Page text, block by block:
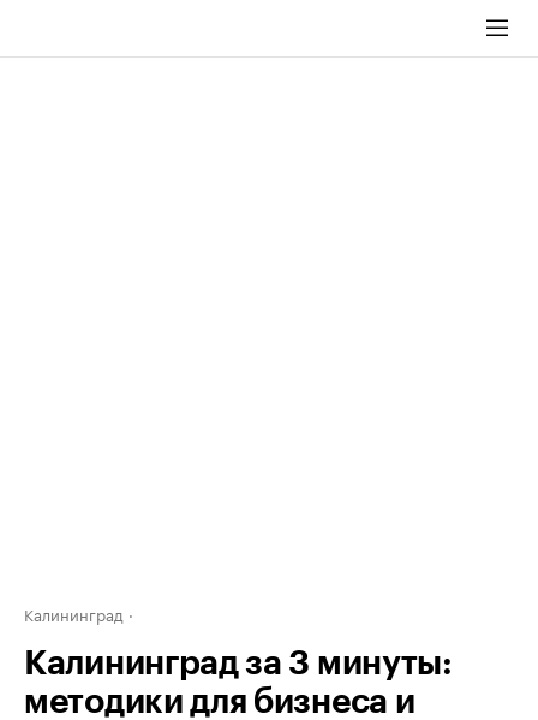
Калининград
Калининград за 3 минуты:
методики для бизнеса и